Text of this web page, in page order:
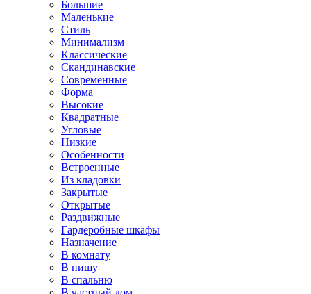
Большие
Маленькие
Стиль
Минимализм
Классические
Скандинавские
Современные
Форма
Высокие
Квадратные
Угловые
Низкие
Особенности
Встроенные
Из кладовки
Закрытые
Открытые
Раздвижные
Гардеробные шкафы
Назначение
В комнату
В нишу
В спальню